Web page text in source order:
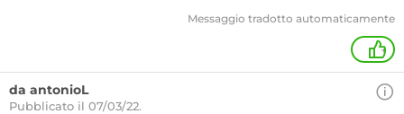
Messaggio tradotto automaticamente
+
da antonioL
Pubblicato il 07/03/22.